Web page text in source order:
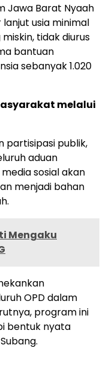
Jawa Barat Nyaah
usia minimal
tidak diurus
bantuan
sebanyak 1.020
melalui
partisipasi publik,
aduan
sosial akan
menjadi bahan
Mengaku
OPD dalam
program ini
bentuk nyata